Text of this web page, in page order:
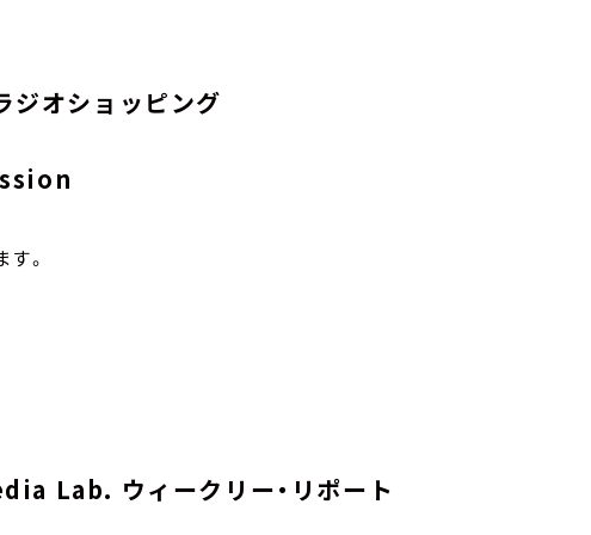
オショッピング
。
Lab. ウィークリー・リポート